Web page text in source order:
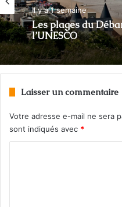
Il y a 1 semaine
Les plages du
l’UNESCO
Laisser un commentaire
Votre adresse e-mail ne sera
sont indiqués avec *